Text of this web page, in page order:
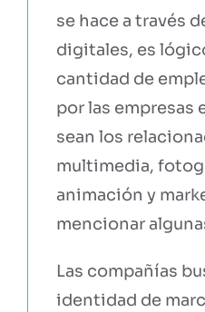
se hace a través
digitales, es
cantidad de
por las empresas
sean los
multimedia,
animación y
mencionar
Las compañías
identidad de